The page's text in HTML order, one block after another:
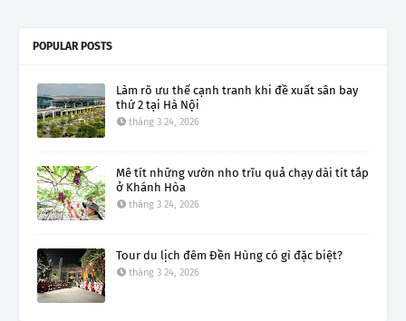
POPULAR POSTS
Làm rõ ưu thế cạnh tranh khi đề xuất sân bay
thứ 2 tại Hà Nội
tháng 3 24, 2026
Mê tít những vườn nho trĩu quả chạy dài tít tắp
ở Khánh Hòa
tháng 3 24, 2026
Tour du lịch đêm Đền Hùng có gì đặc biệt?
tháng 3 24, 2026